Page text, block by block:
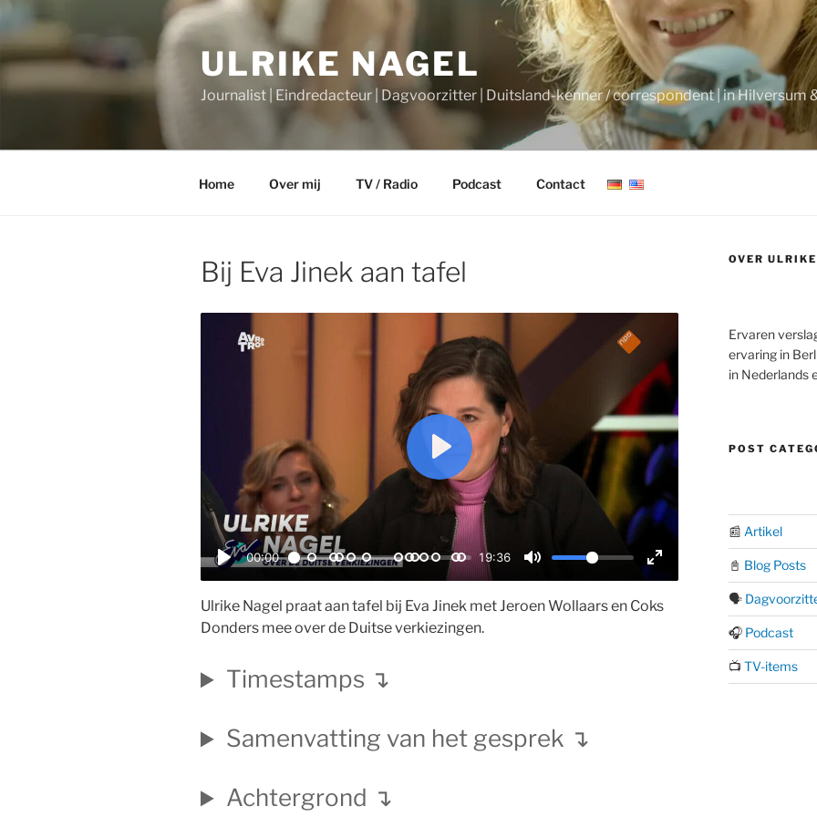
de
ULRIKE NAGEL
Journalist | Eindredacteur | Dagvoorzitter | Duitsland-kenner / correspondent | in Hilversum
Home Over mij TV / Radio Podcast Contact
Bij Eva Jinek aan tafel
P
l
a
00:00 19:36
M
u
E
n
l
y
Ulrike Nagel praat aan tafel bij Eva Jinek met Jeroen Wollaars en Coks
Donders mee over de Duitse verkiezingen.
Timestamps ↴
Samenvatting van het gesprek ↴
Achtergrond ↴
OVER ULRIKE
Ervaren
ervaring in
in Nederlands
POST
📰 Artikel
📓 Blog Posts
🗣️
🎧 Podcast
📺 TV-items